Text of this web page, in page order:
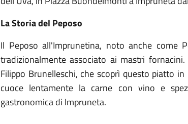
La Storia del Peposo
Il Peposo all'Imprunetina, noto anche come
tradizionalmente associato ai mastri
Filippo Brunelleschi, che scoprì questo piatto
cuoce lentamente la carne con vino e
gastronomica di Impruneta.